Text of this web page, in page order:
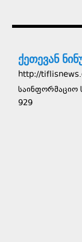
ქეთევან
http://
საინფორმაციო
929